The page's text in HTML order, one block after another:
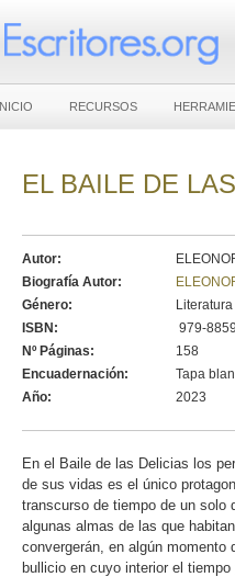
RECURSOS
EL BAILE DE
Autor:
Biografía Autor:
Género:
ISBN:
979-
Nº Páginas:
158
Encuadernación:
Tapa
Año:
2023
En el Baile de las Delicias los
de sus vidas es el único
transcurso de tiempo de un solo
algunas almas de las que
convergerán, en algún momento
bullicio en cuyo interior el